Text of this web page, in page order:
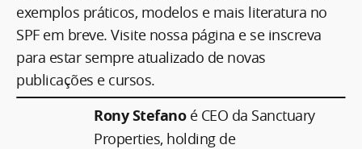
exemplos práticos, modelos e mais literatura no
SPF em breve. Visite nossa página e se inscreva
para estar sempre atualizado de novas
publicações e cursos.
Rony Stefano é CEO da Sanctuary
Properties, holding de